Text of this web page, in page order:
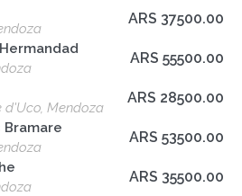
ARS 37500.00
ARS 55500.00
d'Uco, Mendoza
ARS 28500.00
ARS 53500.00
ARS 35500.00